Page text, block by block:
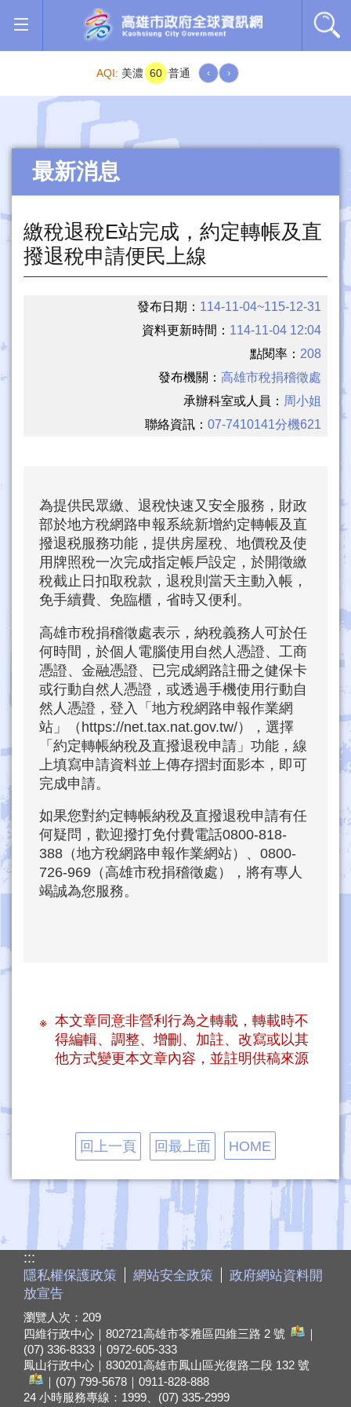
跳到主要內容區塊
AQI: 美濃 60 普通 ‹ ›
最新消息
繳稅退稅E站完成，約定轉帳及直
撥退稅申請便民上線
發布日期： 114-11-04~115-12-31
資料更新時間： 114-11-04 12:04
點閱率： 208
發布機關：高雄市稅捐稽徵處
承辦科室或人員： 周小姐
聯絡資訊：07-7410141分機621
為提供民眾繳、退稅快速又安全服務，財政
部於地方稅網路申報系統新增約定轉帳及直
撥退税服務功能，提供房屋稅、地價稅及使
用牌照稅一次完成指定帳戶設定，於開徵繳
稅截止日扣取稅款，退稅則當天主動入帳，
免手續費、免臨櫃，省時又便利。
高雄市稅捐稽徵處表示，納稅義務人可於任
何時間，於個人電腦使用自然人憑證、工商
憑證、金融憑證、已完成網路註冊之健保卡
或行動自然人憑證，或透過手機使用行動自
然人憑證，登入「地方稅網路申報作業網
站」（https://net.tax.nat.gov.tw/），選擇
「約定轉帳納稅及直撥退稅申請」功能，線
上填寫申請資料並上傳存摺封面影本，即可
完成申請。
如果您對約定轉帳納稅及直撥退稅申請有任
何疑問，歡迎撥打免付費電話0800-818-
388（地方稅網路申報作業網站）、0800-
726-969（高雄市稅捐稽徵處），將有專人
竭誠為您服務。
本文章同意非營利行為之轉載，轉載時不
得編輯、調整、增刪、加註、改寫或以其
他方式變更本文章內容，並註明供稿來源
回上一頁 回最上面 HOME
:::
隱私權保護政策 網站安全政策
政府網站資料開
放宣告
瀏覽人次： 209
四維行政中心｜802721高雄市苓雅區四維三路 2 號
｜
(07) 336-8333｜0972-605-333
鳳山行政中心｜830201高雄市鳳山區光復路二段 132 號
｜(07) 799-5678｜0911-828-888
24 小時服務專線：1999、(07) 335-2999